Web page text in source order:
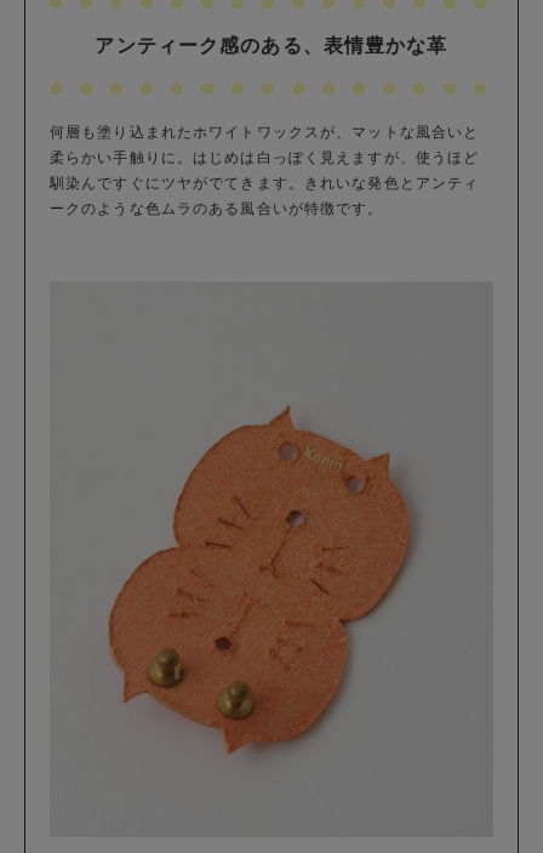
アンティーク感のある、表情豊かな革
何層も塗り込まれたホワイトワックスが、マットな風合いと
柔らかい手触りに。はじめは白っぽく見えますが、使うほど
馴染んですぐにツヤがでてきます。きれいな発色とアンティ
ークのような色ムラのある風合いが特徴です。